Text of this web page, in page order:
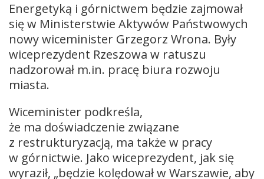
Energetyką i górnictwem będzie zajmował
się w Ministerstwie Aktywów Państwowych
nowy wiceminister Grzegorz Wrona. Były
wiceprezydent Rzeszowa w ratuszu
nadzorował m.in. pracę biura rozwoju
miasta.
Wiceminister podkreśla,
że ma doświadczenie związane
z restrukturyzacją, ma także w pracy
w górnictwie. Jako wiceprezydent, jak się
wyraził, „będzie kolędował w Warszawie, aby